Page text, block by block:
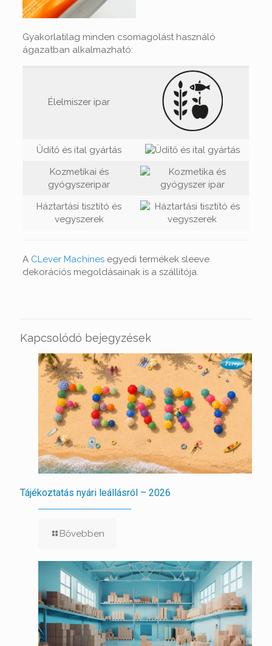
Gyakorlatilag minden csomagolást használó
ágazatban alkalmazható:
Élelmiszer ipar
Üdítő és ital gyártás
Kozmetikai és
gyógyszeripar
Háztartási tisztító és
vegyszerek
A CLever Machinesegyedi termékek sleeve
dekorációs megoldásainak is a szállítója.
Kapcsolódó bejegyzések
Tájékoztatás nyári leállásról – 2026
Bővebben